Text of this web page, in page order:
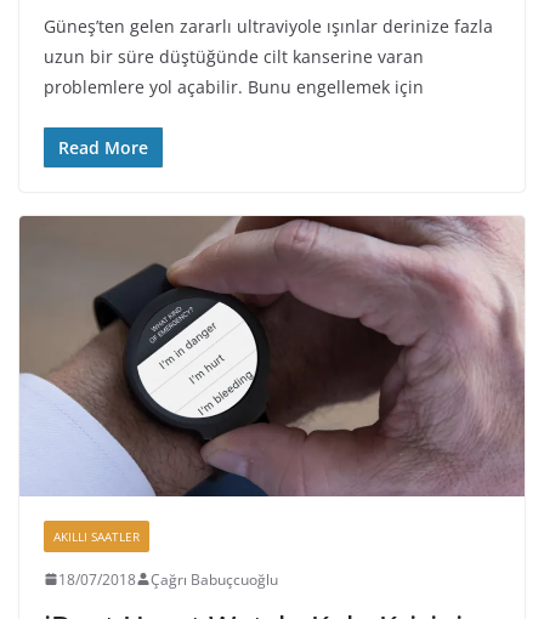
Güneş’ten gelen zararlı ultraviyole ışınlar derinize fazla
uzun bir süre düştüğünde cilt kanserine varan
problemlere yol açabilir. Bunu engellemek için
Read More
AKILLI SAATLER
18/07/2018 Çağrı Babuçcuoğlu